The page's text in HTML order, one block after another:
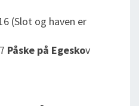
(Slot og haven er
Påske på Egeskov